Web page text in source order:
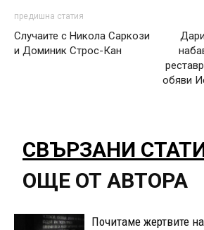
предишна статия
Случаите с Никола Саркози
и Доминик Строс-Кан
обяви
СВЪРЗАНИ
ОЩЕ ОТ АВТОРА
Почитаме жертвите